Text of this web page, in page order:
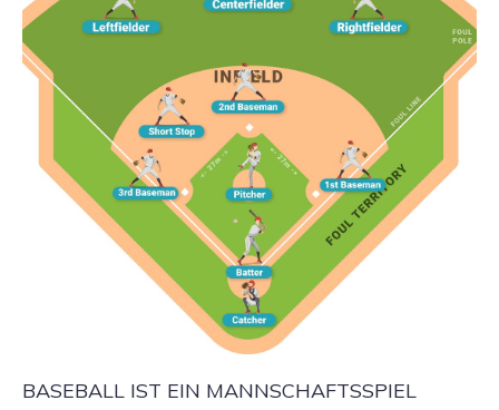
BASEBALL IST EIN MANNSCHAFTSSPIEL